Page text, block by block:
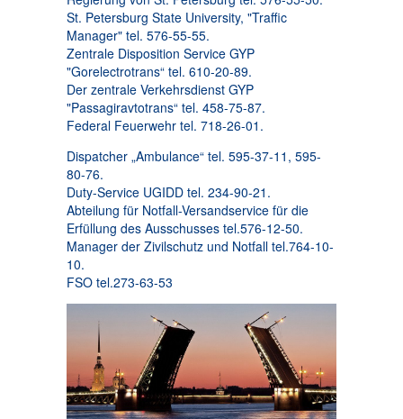
St. Petersburg State University, "Traffic
Manager" tel. 576-55-55.
Zentrale Disposition Service GYP
"Gorelectrotrans“ tel. 610-20-89.
Der zentrale Verkehrsdienst GYP
"Passagiravtotrans“ tel. 458-75-87.
Federal Feuerwehr tel. 718-26-01.
Dispatcher „Ambulance“ tel. 595-37-11, 595-
80-76.
Duty-Service UGIDD tel. 234-90-21.
Abteilung für Notfall-Versandservice für die
Erfüllung des Ausschusses tel.576-12-50.
Manager der Zivilschutz und Notfall tel.764-10-
10.
FSO tel.273-63-53